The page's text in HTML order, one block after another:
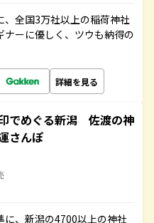
、全国3万社以上の稲荷神社
ーに優しく、ツウも納得の
詳細を見る
でめぐる新潟 佐渡の神
さんぽ
に、新潟の4700以上の神社